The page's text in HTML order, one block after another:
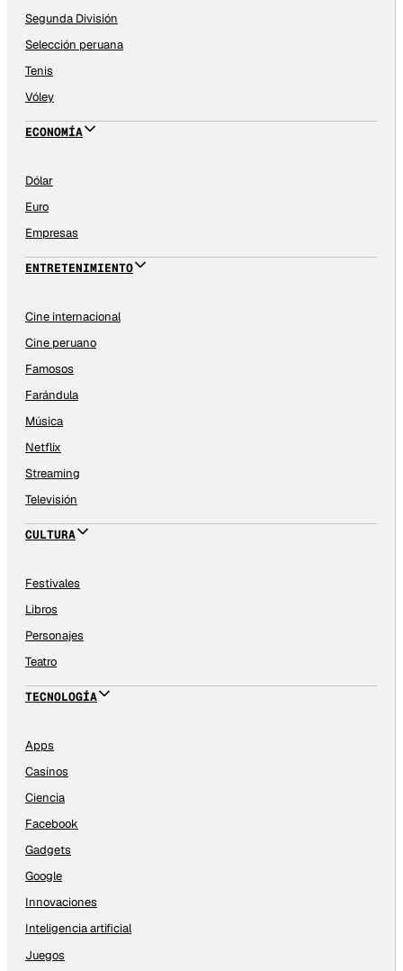
Segunda División
Selección peruana
Tenis
Vóley
ECONOMÍA
Dólar
Euro
Empresas
ENTRETENIMIENTO
Cine internacional
Cine peruano
Famosos
Farándula
Música
Netflix
Streaming
Televisión
CULTURA
Festivales
Libros
Personajes
Teatro
TECNOLOGÍA
Apps
Casinos
Ciencia
Facebook
Gadgets
Google
Innovaciones
Inteligencia artificial
Juegos